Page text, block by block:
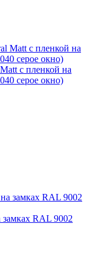
с пленкой на
серое окно)
RAL 9002